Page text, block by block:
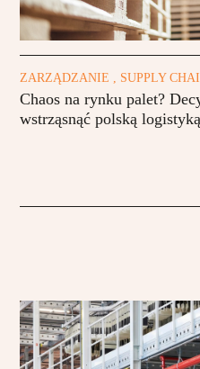
ZARZĄDZANIE , SUPPLY
Chaos na rynku palet?
wstrząsnąć polską logistyką